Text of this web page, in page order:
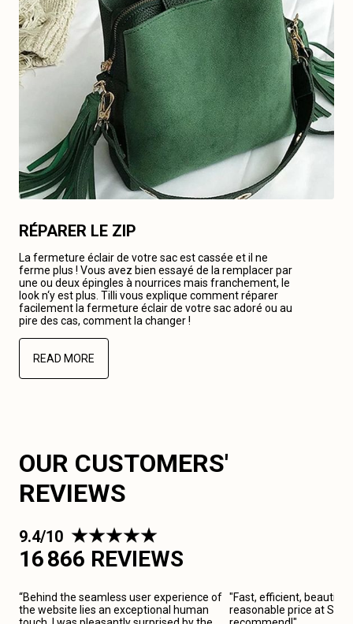
RÉPARER LE ZIP
La fermeture éclair de votre sac est cassée et il ne
ferme plus ! Vous avez bien essayé de la remplacer par
une ou deux épingles à nourrices mais franchement, le
look n‘y est plus. Tilli vous explique comment réparer
facilement la fermeture éclair de votre sac adoré ou au
pire des cas, comment la changer !
READ MORE
OUR CUSTOMERS'
REVIEWS
9.4/10
16 866 REVIEWS
“Behind the seamless user experience of
the website lies an exceptional human
"Fast, efficient, beautiful
reasonable price at